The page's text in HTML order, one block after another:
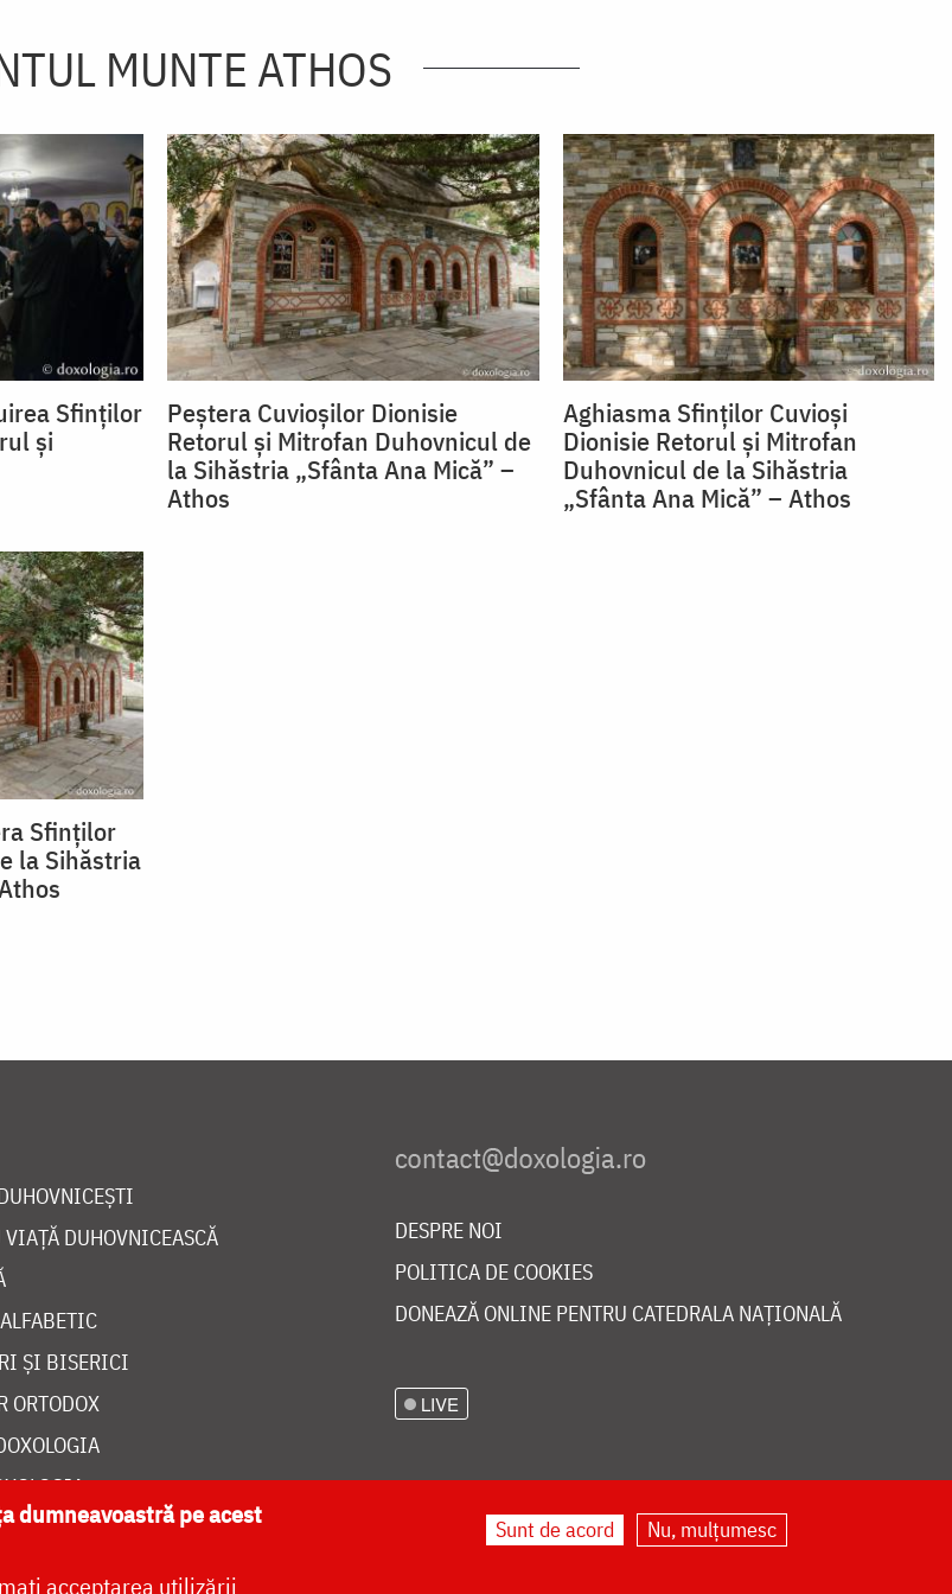
MUNTE ATHOS
Sfinților
și
Peștera Cuvioșilor Dionisie
Retorul și Mitrofan Duhovnicul de
la Sihăstria „Sfânta Ana Mică” –
Athos
Aghiasma Sfinților Cuvioși
Dionisie Retorul și Mitrofan
Duhovnicul de la Sihăstria
„Sfânta Ana Mică” – Athos
Sfinților
la Sihăstria
DUHOVNICEASCĂ
ȘI BISERICI
ORTODOX
DESPRE NOI
POLITICA DE COOKIES
DONEAZĂ ONLINE PENTRU CATEDRALA NAȚIONALĂ
LIVE
dumneavoastră pe acest
acceptarea utilizării
Sunt de acord Nu, mulțumesc